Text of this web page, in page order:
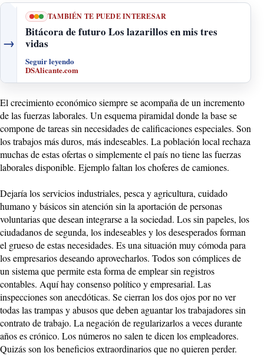
→
TAMBIÉN TE PUEDE INTERESAR
Bitácora de futuro Los lazarillos en mis tres
vidas
Seguir leyendo
DSAlicante.com
El crecimiento económico siempre se acompaña de un incremento
de las fuerzas laborales. Un esquema piramidal donde la base se
compone de tareas sin necesidades de calificaciones especiales. Son
los trabajos más duros, más indeseables. La población local rechaza
muchas de estas ofertas o simplemente el país no tiene las fuerzas
laborales disponible. Ejemplo faltan los choferes de camiones.
Dejaría los servicios industriales, pesca y agricultura, cuidado
humano y básicos sin atención sin la aportación de personas
voluntarias que desean integrarse a la sociedad. Los sin papeles, los
ciudadanos de segunda, los indeseables y los desesperados forman
el grueso de estas necesidades. Es una situación muy cómoda para
los empresarios deseando aprovecharlos. Todos son cómplices de
un sistema que permite esta forma de emplear sin registros
contables. Aquí hay consenso político y empresarial. Las
inspecciones son anecdóticas. Se cierran los dos ojos por no ver
todas las trampas y abusos que deben aguantar los trabajadores sin
contrato de trabajo. La negación de regularizarlos a veces durante
años es crónico. Los números no salen te dicen los empleadores.
Quizás son los beneficios extraordinarios que no quieren perder.